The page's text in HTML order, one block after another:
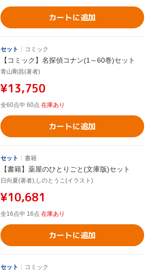
カートに追加
セット コミック
【コミック】名探偵コナン(1～60巻)セット
青山剛昌(著者)
¥13,750
全60点中 60点 在庫あり
カートに追加
セット 書籍
【書籍】薬屋のひとりごと(文庫版)セット
日向夏(著者),しのとうこ(イラスト)
¥10,681
全16点中 16点 在庫あり
カートに追加
セット コミック